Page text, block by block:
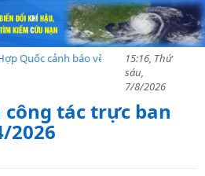
cảnh báo về khủng hoảng nhân đạo
15:16, Thứ
sáu,
7/8/2026
công tác trực ban
2026